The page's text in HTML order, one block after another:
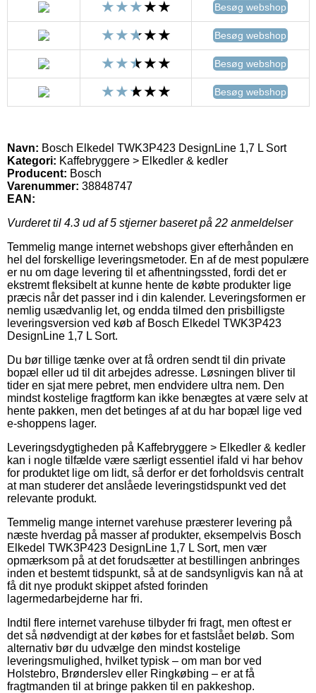
Besøg webshop
Besøg webshop
Besøg webshop
Besøg webshop
Navn: Bosch Elkedel TWK3P423 DesignLine 1,7 L Sort
Kategori: Kaffebryggere > Elkedler & kedler
Producent: Bosch
Varenummer: 38848747
EAN:
Vurderet til 4.3 ud af 5 stjerner baseret på 22 anmeldelser
Temmelig mange internet webshops giver efterhånden en
hel del forskellige leveringsmetoder. En af de mest populære
er nu om dage levering til et afhentningssted, fordi det er
ekstremt fleksibelt at kunne hente de købte produkter lige
præcis når det passer ind i din kalender. Leveringsformen er
nemlig usædvanlig let, og endda tilmed den prisbilligste
leveringsversion ved køb af Bosch Elkedel TWK3P423
DesignLine 1,7 L Sort.
Du bør tillige tænke over at få ordren sendt til din private
bopæl eller ud til dit arbejdes adresse. Løsningen bliver til
tider en sjat mere pebret, men endvidere ultra nem. Den
mindst kostelige fragtform kan ikke benægtes at være selv at
hente pakken, men det betinges af at du har bopæl lige ved
e-shoppens lager.
Leveringsdygtigheden på Kaffebryggere > Elkedler & kedler
kan i nogle tilfælde være særligt essentiel ifald vi har behov
for produktet lige om lidt, så derfor er det forholdsvis centralt
at man studerer det anslåede leveringstidspunkt ved det
relevante produkt.
Temmelig mange internet varehuse præsterer levering på
næste hverdag på masser af produkter, eksempelvis Bosch
Elkedel TWK3P423 DesignLine 1,7 L Sort, men vær
opmærksom på at det forudsætter at bestillingen anbringes
inden et bestemt tidspunkt, så at de sandsynligvis kan nå at
få dit nye produkt skippet afsted forinden
lagermedarbejderne har fri.
Indtil flere internet varehuse tilbyder fri fragt, men oftest er
det så nødvendigt at der købes for et fastslået beløb. Som
alternativ bør du udvælge den mindst kostelige
leveringsmulighed, hvilket typisk – om man bor ved
Holstebro, Brønderslev eller Ringkøbing – er at få
fragtmanden til at bringe pakken til en pakkeshop.